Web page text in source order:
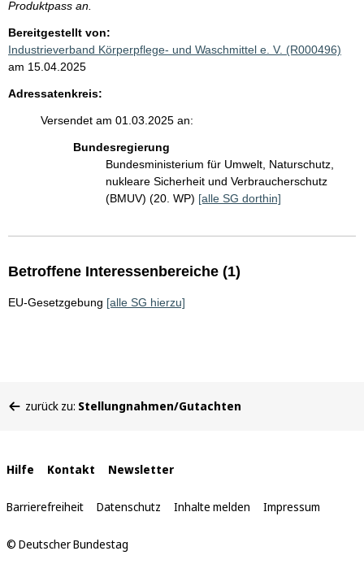
Produktpass an.
Bereitgestellt von:
Industrieverband Körperpflege- und Waschmittel e. V. (R000496)
am 15.04.2025
Adressatenkreis:
Versendet am 01.03.2025 an:
Bundesregierung
Bundesministerium für Umwelt, Naturschutz,
nukleare Sicherheit und Verbraucherschutz
(BMUV) (20. WP) [alle SG dorthin]
Betroffene Interessenbereiche (1)
EU-Gesetzgebung [alle SG hierzu]
befinden
zurück zu: Stellungnahmen/Gutachten
Interne
Links
Hilfe Kontakt Newsletter
Barrierefreiheit Datenschutz Inhalte melden Impressum
© Deutscher Bundestag